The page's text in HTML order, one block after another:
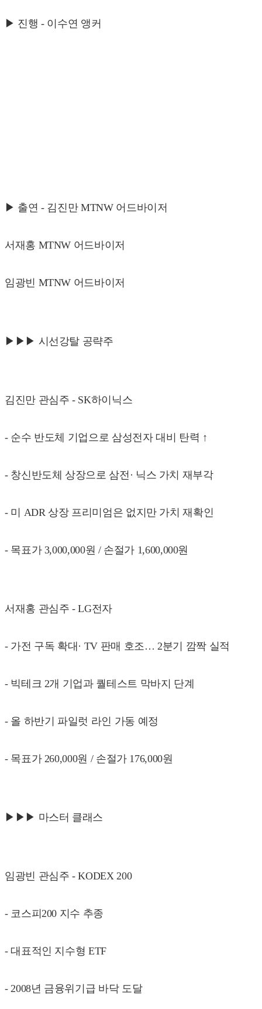
▶ 진행 - 이수연 앵커
▶ 출연 - 김진만 MTNW 어드바이저
서재홍 MTNW 어드바이저
임광빈 MTNW 어드바이저
▶▶▶ 시선강탈 공략주
김진만 관심주 - SK하이닉스
- 순수 반도체 기업으로 삼성전자 대비 탄력 ↑
- 창신반도체 상장으로 삼전· 닉스 가치 재부각
- 미 ADR 상장 프리미엄은 없지만 가치 재확인
- 목표가 3,000,000원 / 손절가 1,600,000원
서재홍 관심주 - LG전자
- 가전 구독 확대· TV 판매 호조… 2분기 깜짝 실적
- 빅테크 2개 기업과 퀄테스트 막바지 단계
- 올 하반기 파일럿 라인 가동 예정
- 목표가 260,000원 / 손절가 176,000원
▶▶▶ 마스터 클래스
임광빈 관심주 - KODEX 200
- 코스피200 지수 추종
- 대표적인 지수형 ETF
- 2008년 금융위기급 바닥 도달